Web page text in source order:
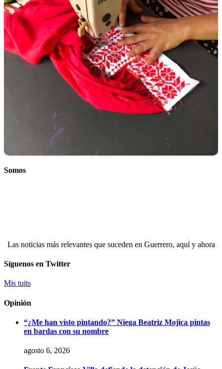
Somos
Las noticias más relevantes que suceden en Guerrero, aquí y ahora
Síguenos en Twitter
Mis tuits
Opinión
“¿Me han visto pintando?” Niega Beatriz Mojica pintas
en bardas con su nombre
agosto 6, 2026